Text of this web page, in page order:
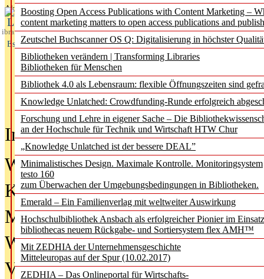
Boosting Open Access Publications with Content Marketing –
content marketing matters to open access publications and
Zeutschel Buchscanner OS Q: Digitalisierung in höchster
Bibliotheken verändern | Transforming Libraries
Bibliotheken für Menschen
Bibliothek 4.0 als Lebensraum: flexible Öffnungszeiten sind
Knowledge Unlatched: Crowdfunding-Runde erfolgreich
Forschung und Lehre in eigener Sache – Die
an der Hochschule für Technik und Wirtschaft HTW Chur
„Knowledge Unlatched ist der bessere DEAL”
Minimalistisches Design. Maximale Kontrolle. Monitoringsystem
testo 160
zum Überwachen der Umgebungsbedingungen in Bibliotheken.
Emerald – Ein Familienverlag mit weltweiter Auswirkung
Hochschulbibliothek Ansbach als erfolgreicher Pionier im
bibliothecas neuem Rückgabe- und Sortiersystem flex AMH™
Mit ZEDHIA der Unternehmensgeschichte
Mitteleuropas auf der Spur (10.02.2017)
ZEDHIA – Das Onlineportal für Wirtschafts-
Aktuelles aus
L
ibrary
Essentials
In der Ausgabe06/2026(August
Was Hochschul­bibliotheken von
Kinder in der digitalen Welt
Metadaten als Infrastruktur
Wenn Bots katalogisieren
Von Abschlusskleidern bis